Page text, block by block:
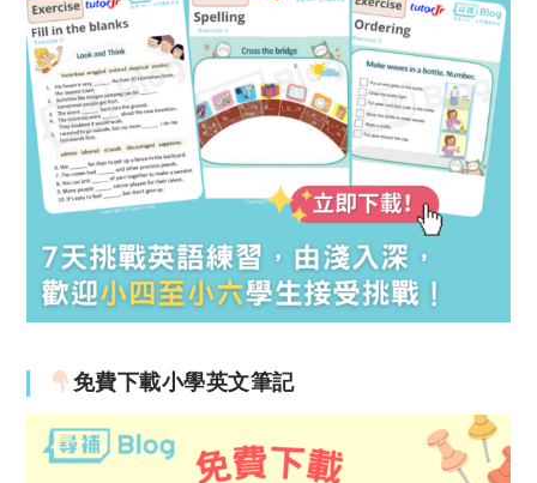
免費下載小學英文筆記